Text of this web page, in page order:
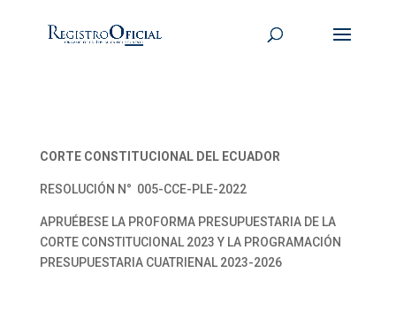
CORTE CONSTITUCIONAL DEL ECUADOR
RESOLUCIÓN N° 005-CCE-PLE-2022
APRUÉBESE LA PROFORMA PRESUPUESTARIA DE LA
CORTE CONSTITUCIONAL 2023 Y LA PROGRAMACIÓN
PRESUPUESTARIA CUATRIENAL 2023-2026